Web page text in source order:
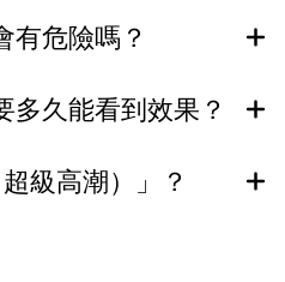
有危險嗎？
久能看到效果？
級高潮）」？